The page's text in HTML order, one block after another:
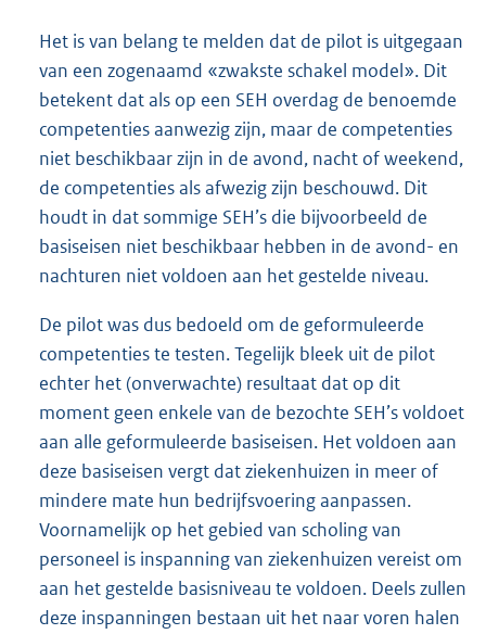
Het is van belang te melden dat de pilot is uitgegaan
van een zogenaamd «zwakste schakel model». Dit
betekent dat als op een SEH overdag de benoemde
competenties aanwezig zijn, maar de competenties
niet beschikbaar zijn in de avond, nacht of weekend,
de competenties als afwezig zijn beschouwd. Dit
houdt in dat sommige SEH’s die bijvoorbeeld de
basiseisen niet beschikbaar hebben in de avond- en
nachturen niet voldoen aan het gestelde niveau.
De pilot was dus bedoeld om de geformuleerde
competenties te testen. Tegelijk bleek uit de pilot
echter het (onverwachte) resultaat dat op dit
moment geen enkele van de bezochte SEH’s voldoet
aan alle geformuleerde basiseisen. Het voldoen aan
deze basiseisen vergt dat ziekenhuizen in meer of
mindere mate hun bedrijfsvoering aanpassen.
Voornamelijk op het gebied van scholing van
personeel is inspanning van ziekenhuizen vereist om
aan het gestelde basisniveau te voldoen. Deels zullen
deze inspanningen bestaan uit het naar voren halen